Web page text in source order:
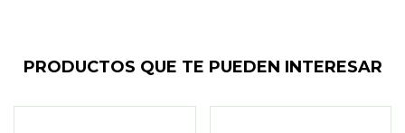
PRODUCTOS QUE TE PUEDEN INTERESAR